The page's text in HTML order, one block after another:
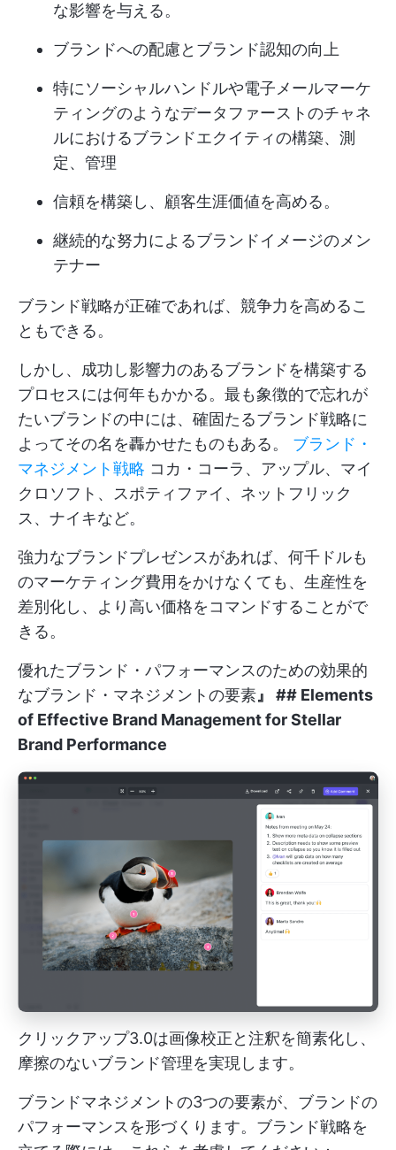
な影響を与える。
ブランドへの配慮とブランド認知の向上
特にソーシャルハンドルや電子メールマーケ
ティングのようなデータファーストのチャネ
ルにおけるブランドエクイティの構築、測
定、管理
信頼を構築し、顧客生涯価値を高める。
継続的な努力によるブランドイメージのメン
テナー
ブランド戦略が正確であれば、競争力を高めるこ
ともできる。
しかし、成功し影響力のあるブランドを構築する
プロセスには何年もかかる。最も象徴的で忘れが
たいブランドの中には、確固たるブランド戦略に
よってその名を轟かせたものもある。 ブランド・
マネジメント戦略 コカ・コーラ、アップル、マイ
クロソフト、スポティファイ、ネットフリック
ス、ナイキなど。
強力なブランドプレゼンスがあれば、何千ドルも
のマーケティング費用をかけなくても、生産性を
差別化し、より高い価格をコマンドすることがで
きる。
優れたブランド・パフォーマンスのための効果的
なブランド・マネジメントの要素』 ## Elements
of Effective Brand Management for Stellar
Brand Performance
クリックアップ3.0は画像校正と注釈を簡素化し、
摩擦のないブランド管理を実現します。
ブランドマネジメントの3つの要素が、ブランドの
パフォーマンスを形づくります。ブランド戦略を